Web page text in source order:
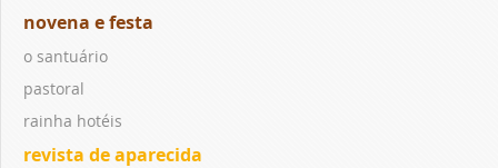
novena e festa
o santuário
pastoral
rainha hotéis
revista de aparecida